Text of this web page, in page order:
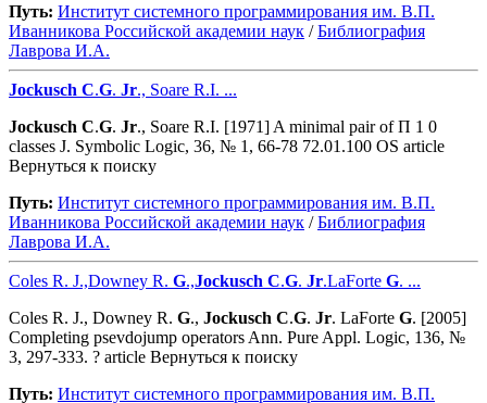
Путь: Институт системного программирования им. В.П.
Иванникова Роcсийской академии наук /Библиография
Лаврова И.А.
Jockusch C.G. Jr., Soare R.I. ...
Jockusch C.G. Jr., Soare R.I. [1971] A minimal pair of Π 1 0
classes J. Symbolic Logic, 36, № 1, 66-78 72.01.100 OS article
Вернуться к поиску
Путь: Институт системного программирования им. В.П.
Иванникова Роcсийской академии наук /Библиография
Лаврова И.А.
Coles R. J.,Downey R. G.,Jockusch C.G. Jr.LaForte G. ...
Coles R. J., Downey R. G., Jockusch C.G. Jr. LaForte G. [2005]
Completing psevdojump operators Ann. Pure Appl. Logic, 136, №
3, 297-333. ? article Вернуться к поиску
Путь: Институт системного программирования им. В.П.